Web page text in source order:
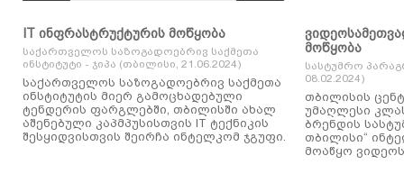
IT ინფრასტრუქტურის მოწყობა
საქართველოს საზოგადოებრივ საქმეთა
ინსტიტუტი - ჯიპა (თბილისი, 21.06.2024)
საქართველოს საზოგადოებრივ საქმეთა
ინსტიტუტის მიერ გამოცხადებული
ტენდერის ფარგლებში, თბილისში ახალ
აშენებული კაპმპუსისთვის IT ტექნიკის
შესყიდვისთვის შეირჩა ინტელკომ ჯგუფი.
მოწყობა
სასტუმრო
08.02.2024)
თბილისის
უმაღლესი
ბრენდის
თბილისი“
მოაწყო